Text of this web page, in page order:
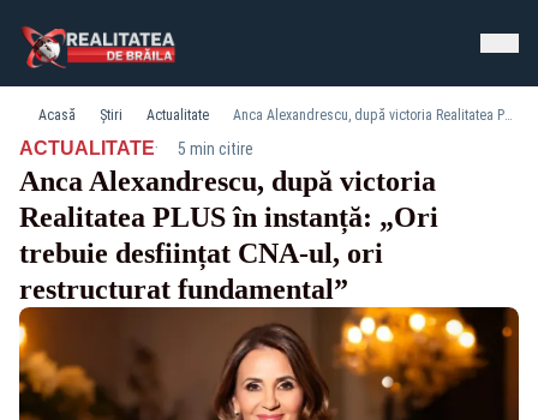
Acasă Știri Actualitate Anca Alexandrescu, după victoria Realitatea PLUS în instanță: „Ori trebuie desființat CNA-ul, ori restructurat fundamental”
ACTUALITATE· 5 min citire
Anca Alexandrescu, după victoria
Realitatea PLUS în instanță: „Ori
trebuie desființat CNA-ul, ori
restructurat fundamental”